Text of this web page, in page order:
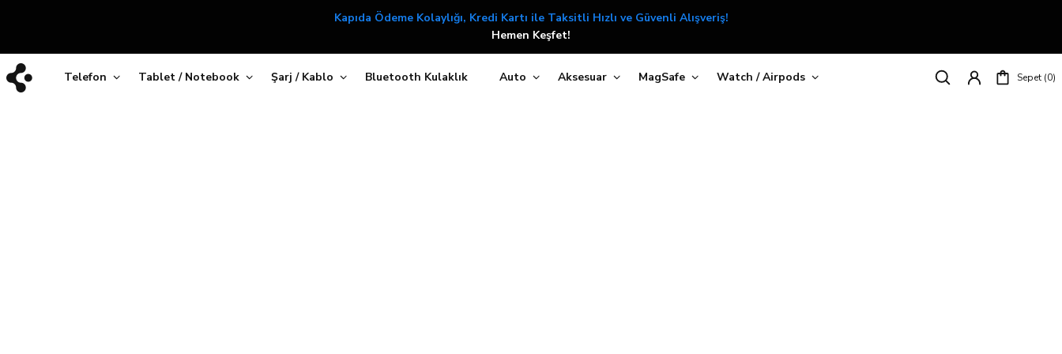
Kapıda Ödeme Kolaylığı, Kredi Kartı ile Taksitli Hızlı ve Güvenli Alışveriş!
Hemen Keşfet!
Telefon Tablet / Notebook Şarj / Kablo Bluetooth Kulaklık Auto Aksesuar MagSafe Watch / Airpods Sepet 0